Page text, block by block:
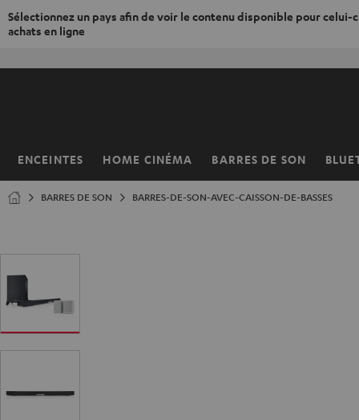
Sélectionnez un pays afin de voir le contenu disponible pour celui-
achats en ligne
ENCEINTES HOME CINÉMA BARRES DE SON
Page
BARRES DE SON BARRES-DE-SON-AVEC-CAISSON-DE-BASSES